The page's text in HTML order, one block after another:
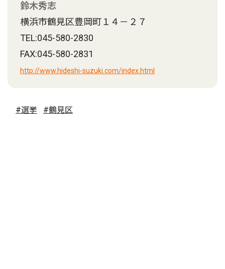
鈴木秀志
横浜市鶴見区豊岡町１４－２７
TEL:045-580-2830
FAX:045-580-2831
http://www.hideshi-suzuki.com/index.html
#選挙 #鶴見区